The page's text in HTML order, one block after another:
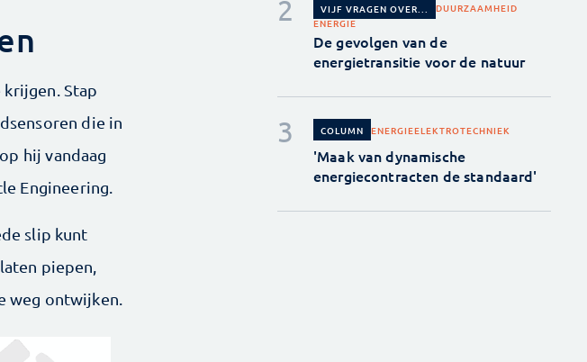
Stap
die in
hij vandaag
Engineering.
slip kunt
piepen,
weg ontwijken.
VIJF VRAGEN OVER...
DUURZAAMHEID
ENERGIE
De gevolgen van de
energietransitie voor de natuur
COLUMN ENERGIEELEKTROTECHNIEK
'Maak van dynamische
energiecontracten de standaard'